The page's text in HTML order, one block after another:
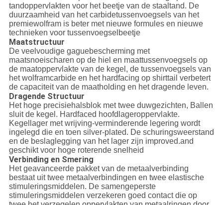
tandoppervlakten voor het beetje van de staaltand. De
duurzaamheid van het carbidetussenvoegsels van het
premiewolfram is beter met nieuwe formules en nieuwe
technieken voor tussenvoegselbeetje
Maatstructuur
De veelvoudige gaguebescherming met
maatsnoeischaren op de hiel en maattussenvoegsels op
de maatoppervlakte van de kegel, de tussenvoegsels van
het wolframcarbide en het hardfacing op shirttail verbetert
de capaciteit van de maatholding en het dragende leven.
Dragende Structuur
Het hoge precisiehalsblok met twee duwgezichten, Ballen
sluit de kegel. Hardfaced hoofdlageroppervlakte.
Kegellager met wrijving-verminderende legering wordt
ingelegd die en toen silver-plated. De schuringsweerstand
en de beslaglegging van het lager zijn improved.and
geschikt voor hoge roterende snelheid
Verbinding en Smering
Het geavanceerde pakket van de metaalverbinding
bestaat uit twee metaalverbindingen en twee elastische
stimuleringsmiddelen. De samengeperste
stimuleringsmiddelen verzekeren goed contact die op